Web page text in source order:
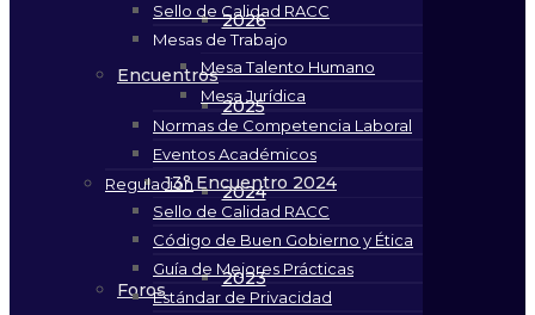
2026
2025
2024
2023
Encuentros
13° Encuentro 2024
Foros
Sello de Calidad RACC
Mesas de Trabajo
Mesa Talento Humano
Mesa Jurídica
Normas de Competencia Laboral
Eventos Académicos
Regulación
Sello de Calidad RACC
Código de Buen Gobierno y Ética
Guía de Mejores Prácticas
Estándar de Privacidad